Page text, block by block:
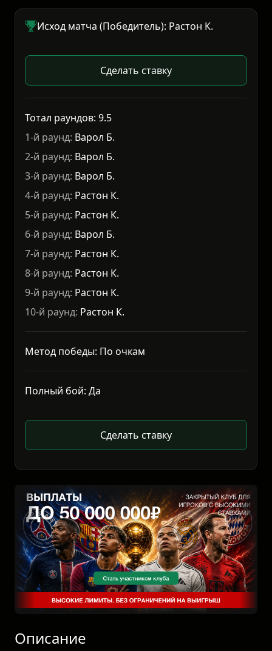
Исход матча (Победитель): Растон К.
Сделать ставку
Тотал раундов: 9.5
1-й раунд: Варол Б.
2-й раунд: Варол Б.
3-й раунд: Варол Б.
4-й раунд: Растон К.
5-й раунд: Растон К.
6-й раунд: Варол Б.
7-й раунд: Растон К.
8-й раунд: Растон К.
9-й раунд: Растон К.
10-й раунд: Растон К.
Метод победы: По очкам
Полный бой: Да
Сделать ставку
Описание